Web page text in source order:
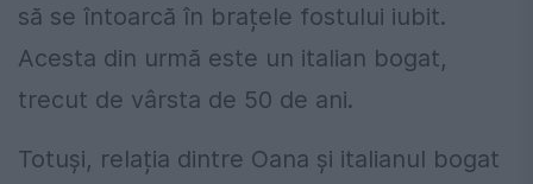
să se întoarcă în brațele fostului iubit.
Acesta din urmă este un italian bogat,
trecut de vârsta de 50 de ani.
Totuși, relația dintre Oana și italianul bogat